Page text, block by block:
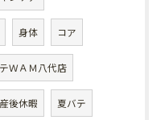
身体 コア
ＷＡＭ八代店
後休暇 夏バテ